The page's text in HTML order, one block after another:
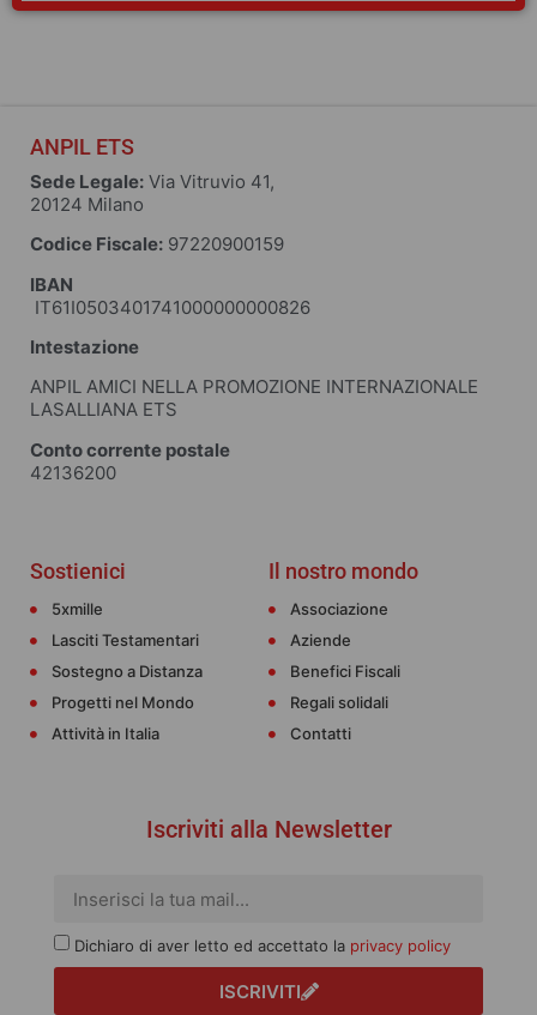
ANPIL ETS
Sede Legale: Via Vitruvio 41,
20124 Milano
Codice Fiscale: 97220900159
IBAN
IT61I0503401741000000000826
Intestazione
ANPIL AMICI NELLA PROMOZIONE INTERNAZIONALE
LASALLIANA ETS
Conto corrente postale
42136200
Sostienici
5xmille
Lasciti Testamentari
Sostegno a Distanza
Progetti nel Mondo
Attività in Italia
Il nostro mondo
Associazione
Aziende
Benefici Fiscali
Regali solidali
Contatti
Iscriviti alla Newsletter
Dichiaro di aver letto ed accettato la privacy policy
ISCRIVITI